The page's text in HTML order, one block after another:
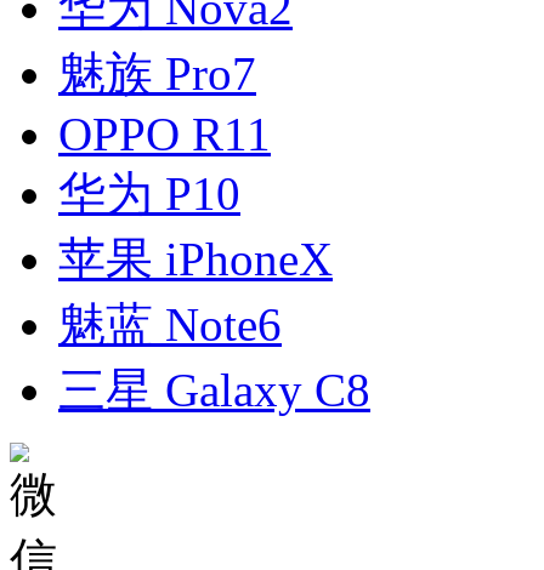
魅族 Pro7
OPPO R11
华为 P10
苹果 iPhoneX
魅蓝 Note6
三星 Galaxy C8